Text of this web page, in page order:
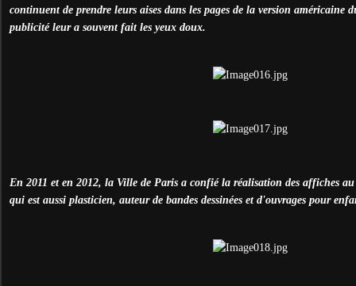
continuent de prendre leurs aises dans les pages de la version américaine
publicité leur a souvent fait les yeux doux.
En 2011 et en 2012, la Ville de Paris a confié la réalisation des affiches
qui est aussi plasticien, auteur de bandes dessinées et d'ouvrages pour